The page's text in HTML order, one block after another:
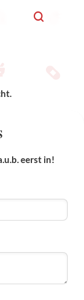
eerst in!